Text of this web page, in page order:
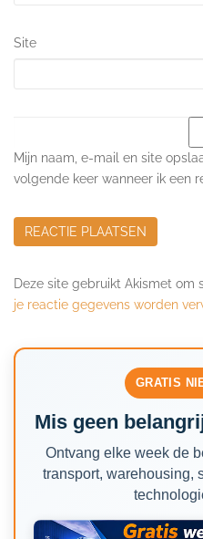
Site
Mijn naam, e-mail en site
volgende keer wanneer ik een
Deze site gebruikt Akismet om
je reactie gegevens worden
GRATIS
Mis geen
Ontvang elke week de
transport, warehousing,